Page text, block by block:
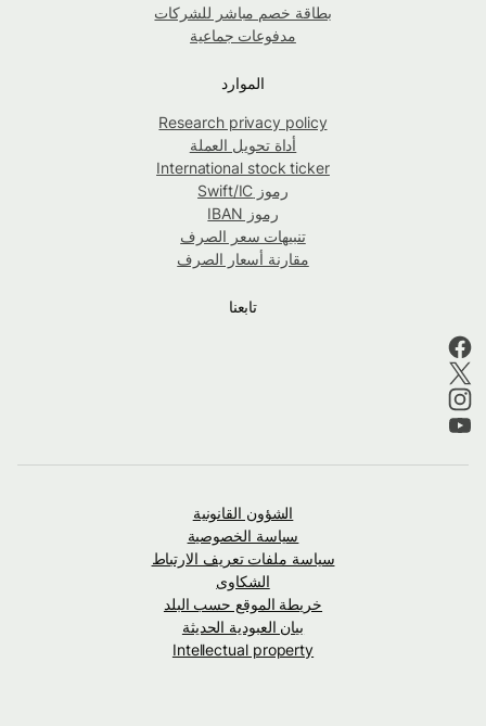
بطاقة خصم مباشر للشركات
مدفوعات جماعية
الموارد
Research privacy policy
أداة تحويل العملة
International stock ticker
رموز Swift/IC
رموز IBAN
تنبيهات سعر الصرف
مقارنة أسعار الصرف
تابعنا
الشؤون القانونية
سياسة الخصوصية
سياسة ملفات تعريف الارتباط
الشكاوى
خريطة الموقع حسب البلد
بيان العبودية الحديثة
Intellectual property